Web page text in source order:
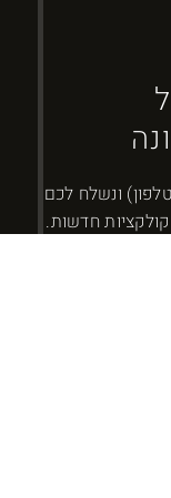
ונשלח לכם
חדשות.